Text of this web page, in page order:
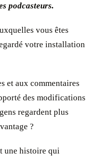
podcasteurs.
vous êtes
votre installation
et aux commentaires
des modifications
regardent plus
?
une histoire qui